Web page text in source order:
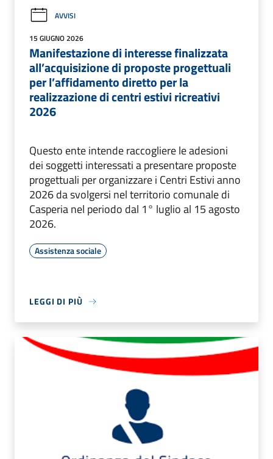
AVVISI
15 GIUGNO 2026
Manifestazione di interesse finalizzata
all’acquisizione di proposte progettuali
per l’affidamento diretto per la
realizzazione di centri estivi ricreativi
2026
Questo ente intende raccogliere le adesioni
dei soggetti interessati a presentare proposte
progettuali per organizzare i Centri Estivi anno
2026 da svolgersi nel territorio comunale di
Casperia nel periodo dal 1° luglio al 15 agosto
2026.
Assistenza sociale
LEGGI DI PIÙ